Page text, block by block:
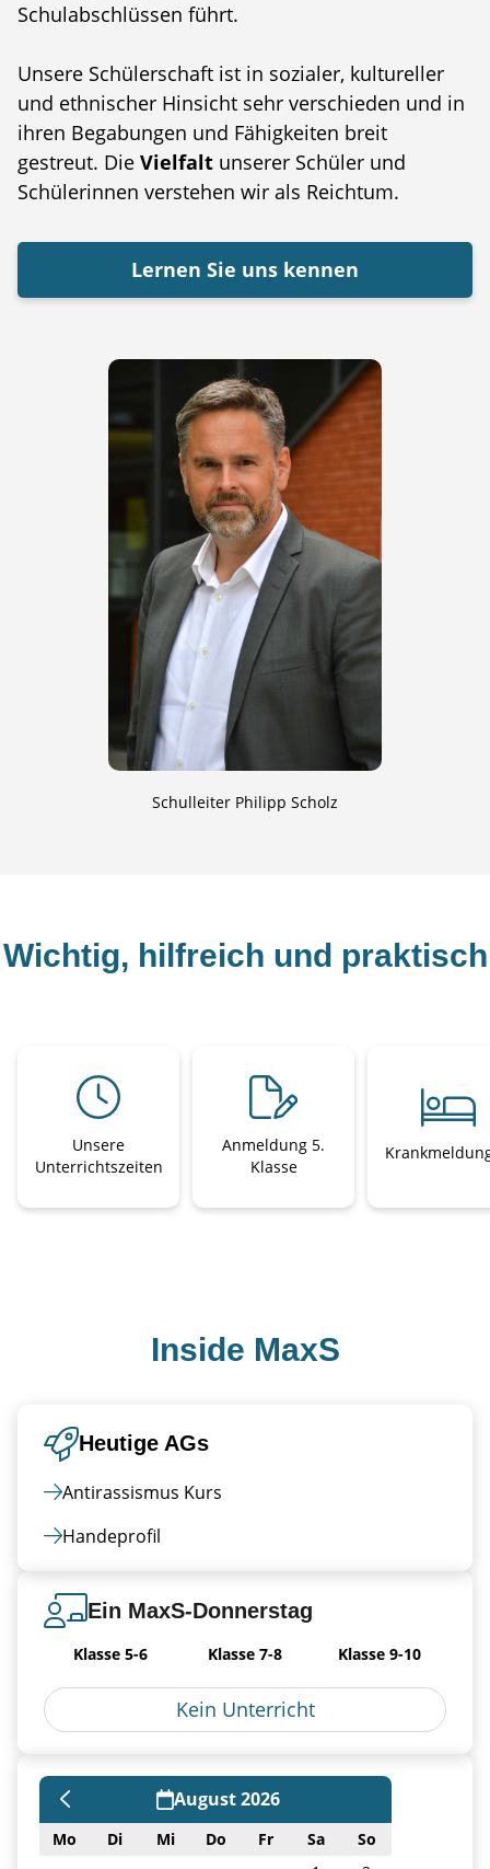
Schulabschlüssen führt.
Unsere Schülerschaft ist in sozialer, kultureller
und ethnischer Hinsicht sehr verschieden und in
ihren Begabungen und Fähigkeiten breit
gestreut. Die Vielfalt unserer Schüler und
Schülerinnen verstehen wir als Reichtum.
Lernen Sie uns kennen
Schulleiter Philipp Scholz
Wichtig, hilfreich und praktisch
Unsere
Unterrichtszeiten
Anmeldung 5.
Klasse
Inside MaxS
Heutige AGs
Antirassismus Kurs
Handeprofil
Ein MaxS-Donnerstag
Klasse 5-6 Klasse 7-8 Klasse 9-10
Kein Unterricht
August 2026
Mo Di Mi Do Fr Sa
So